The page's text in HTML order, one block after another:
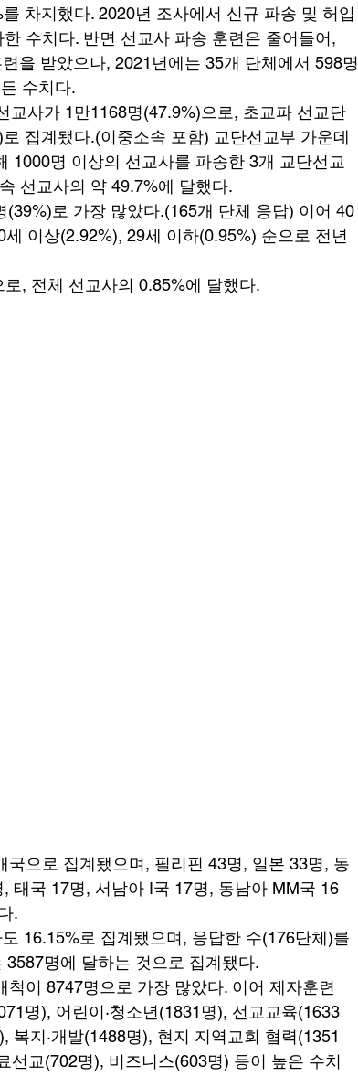
차지했다. 2020년 조사에서 신규 파송 및 허입
수치다. 반면 선교사 파송 훈련은 줄어들어,
을 받았으나, 2021년에는 35개 단체에서 598명
수치다.
교사가 1만1168명(47.9%)으로, 초교파 선교단
집계됐다.(이중소속 포함) 교단선교부 가운데
1000명 이상의 선교사를 파송한 3개 교단선교
선교사의 약 49.7%에 달했다.
로 가장 많았다.(165개 단체 응답) 이어 40
이상(2.92%), 29세 이하(0.95%) 순으로 전년
, 전체 선교사의 0.85%에 달했다.
으로 집계됐으며, 필리핀 43명, 일본 33명, 동
태국 17명, 서남아 I국 17명, 동남아 MM국 16
.
16.15%로 집계됐으며, 응답한 수(176단체)를
명에 달하는 것으로 집계됐다.
이 8747명으로 가장 많았다. 이어 제자훈련
명), 어린이·청소년(1831명), 선교교육(1633
지·개발(1488명), 현지 지역교회 협력(1351
선교(702명), 비즈니스(603명) 등이 높은 수치